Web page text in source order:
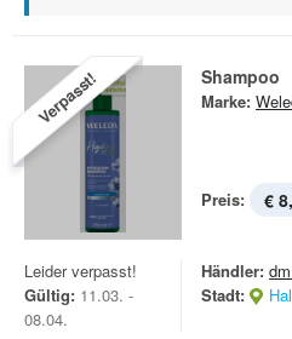
Verpasst! Shampoo
Marke:
Preis: €
Leider verpasst!
Gültig: 11.03. -
08.04.
Händler:
Stadt: